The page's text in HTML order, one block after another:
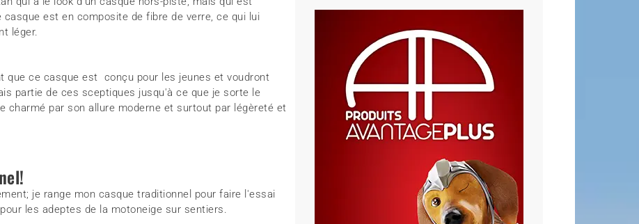
est en composite de fibre de verre, ce qui lui
léger.
que ce casque est conçu pour les jeunes et voudront
partie de ces sceptiques jusqu'à ce que je sorte le
charmé par son allure moderne et surtout par légèreté et
je range mon casque traditionnel pour faire l'essai
les adeptes de la motoneige sur sentiers.